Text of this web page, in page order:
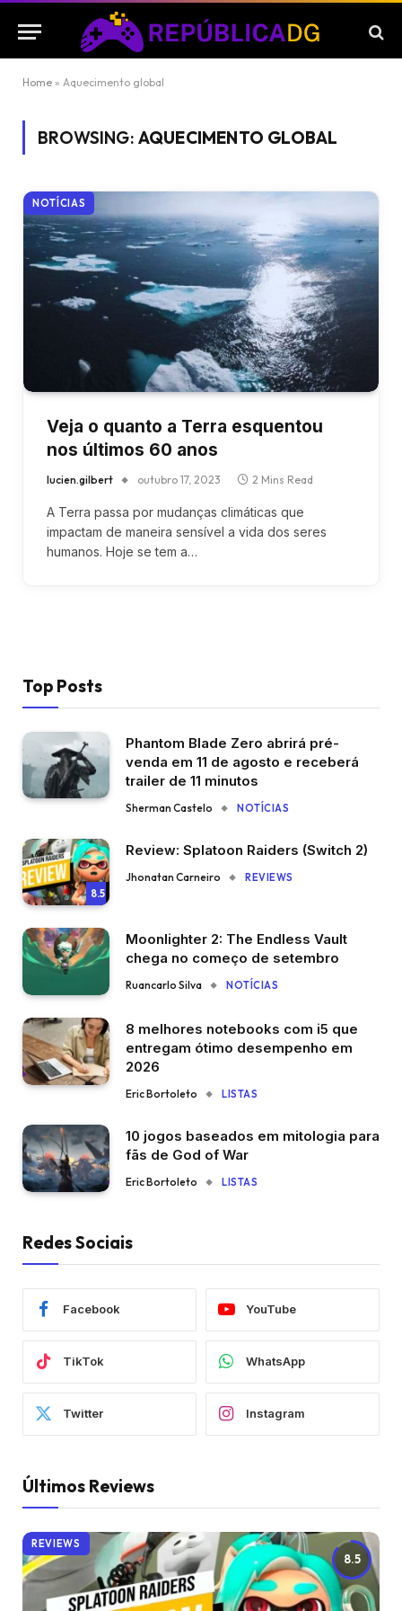
Home » Aquecimento global
BROWSING: AQUECIMENTO GLOBAL
NOTÍCIAS
Veja o quanto a Terra esquentou
nos últimos 60 anos
lucien.gilbert outubro 17, 2023 2 Mins Read
A Terra passa por mudanças climáticas que
impactam de maneira sensível a vida dos seres
humanos. Hoje se tem a…
Top Posts
Phantom Blade Zero abrirá pré-
venda em 11 de agosto e receberá
trailer de 11 minutos
Sherman Castelo NOTÍCIAS
8.5
Review: Splatoon Raiders (Switch 2)
Jhonatan Carneiro REVIEWS
Moonlighter 2: The Endless Vault
chega no começo de setembro
Ruancarlo Silva NOTÍCIAS
8 melhores notebooks com i5 que
entregam ótimo desempenho em
2026
Eric Bortoleto LISTAS
10 jogos baseados em mitologia para
fãs de God of War
Eric Bortoleto LISTAS
Redes Sociais
Facebook YouTube
TikTok WhatsApp
Twitter Instagram
Últimos Reviews
8.5
REVIEWS